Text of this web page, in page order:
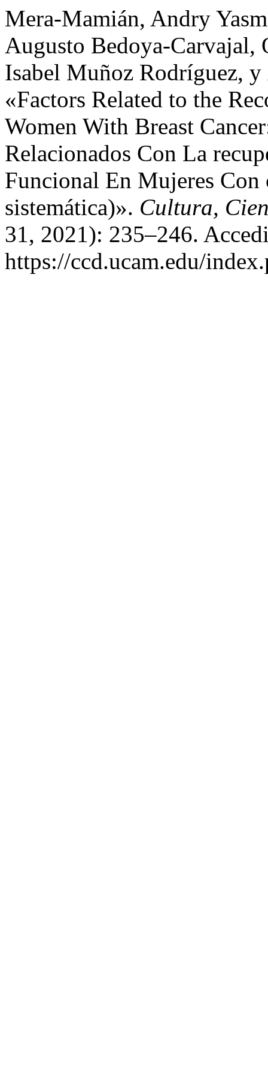
Mera-Mamián, Andry
Augusto Bedoya-Carvajal,
Isabel Muñoz Rodríguez,
«Factors Related to the
Women With Breast
Relacionados Con La
Funcional En Mujeres
sistemática)». Cultura,
31, 2021): 235–246.
https://ccd.ucam.edu/